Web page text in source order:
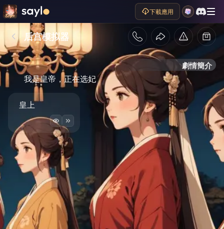
下載應用
后宫模拟器
劇情簡介
我是皇帝，正在选妃
皇上